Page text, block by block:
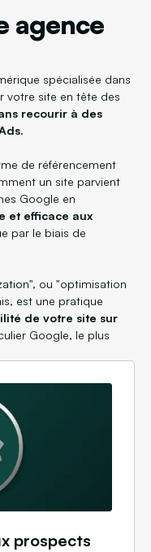
agence
spécialisée dans
votre site en tête des
recourir à des
de référencement
un site parvient
Google en
et efficace aux
par le biais de
ou "optimisation
est une pratique
de votre site sur
Google, le plus
prospects